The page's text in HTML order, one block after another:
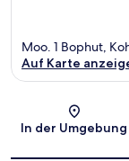
Moo. 1 Bophut,
Auf Karte
In der Umgebung